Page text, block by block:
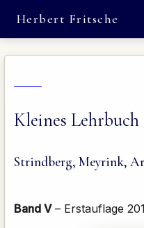
Herbert Fritsche
Kleines
Strindberg, Meyrink,
Band V– Erstauflage